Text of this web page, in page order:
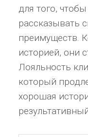
для того,
рассказывать
преимуществ.
историей, они
Лояльность
который
хорошая